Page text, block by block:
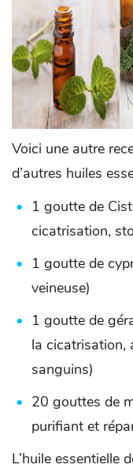
Voici une autre
d’autres huiles
1 goutte de
cicatrisation,
1 goutte de
veineuse)
1 goutte de
la cicatrisation,
sanguins)
20 gouttes de
purifiant et
L’huile essentielle